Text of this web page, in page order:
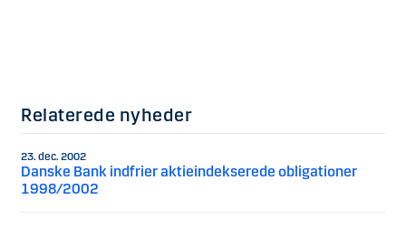
Relaterede nyheder
23. dec. 2002
Danske Bank indfrier aktieindekserede obligationer
1998/2002